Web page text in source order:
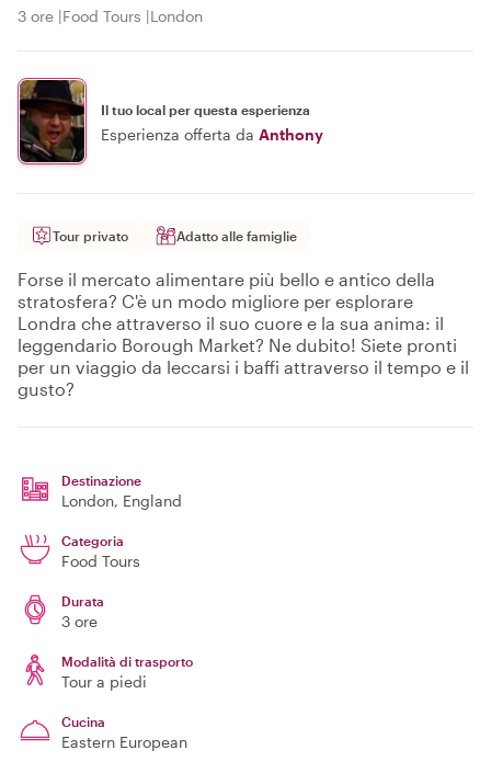
3 ore Food Tours London
Il tuo local per questa esperienza
Esperienza offerta da Anthony
Tour privato Adatto alle famiglie
Forse il mercato alimentare più bello e antico della
stratosfera? C'è un modo migliore per esplorare
Londra che attraverso il suo cuore e la sua anima: il
leggendario Borough Market? Ne dubito! Siete pronti
per un viaggio da leccarsi i baffi attraverso il tempo e il
gusto?
Destinazione
London, England
Categoria
Food Tours
Durata
3 ore
Modalità di trasporto
Tour a piedi
Cucina
Eastern European